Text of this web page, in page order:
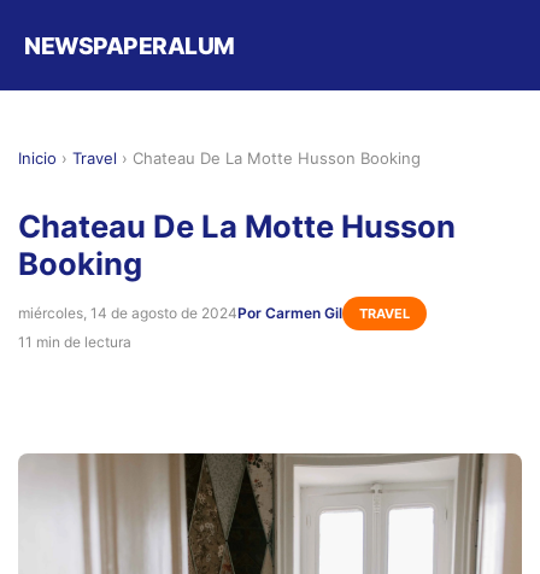
NEWSPAPERALUM
Inicio › Travel › Chateau De La Motte Husson Booking
Chateau De La Motte Husson
Booking
miércoles, 14 de agosto de 2024Por Carmen Gil TRAVEL
11 min de lectura